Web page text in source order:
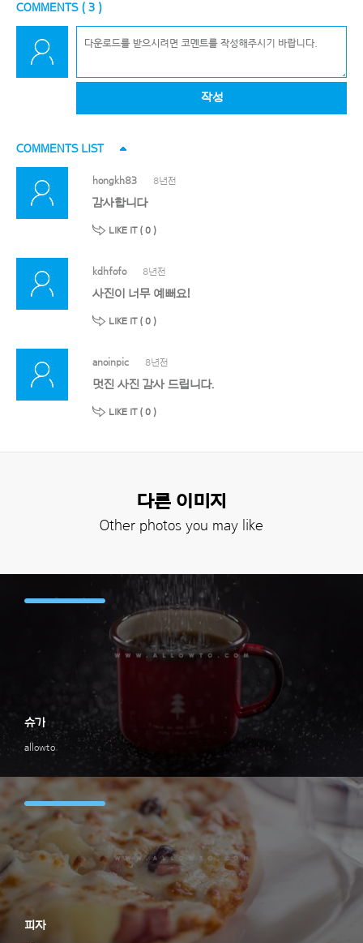
COMMENTS ( 3 )
작성
COMMENTS LIST
hongkh83 8년전
감사합니다
LIKE IT ( 0 )
kdhfofo 8년전
사진이 너무 예뻐요!
LIKE IT ( 0 )
anoinpic 8년전
멋진 사진 감사 드립니다.
LIKE IT ( 0 )
다른 이미지
Other photos you may like
allowto
슈가
피자